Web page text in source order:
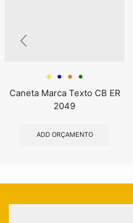
Caneta Marca Texto CB ER
2049
ADD ORÇAMENTO